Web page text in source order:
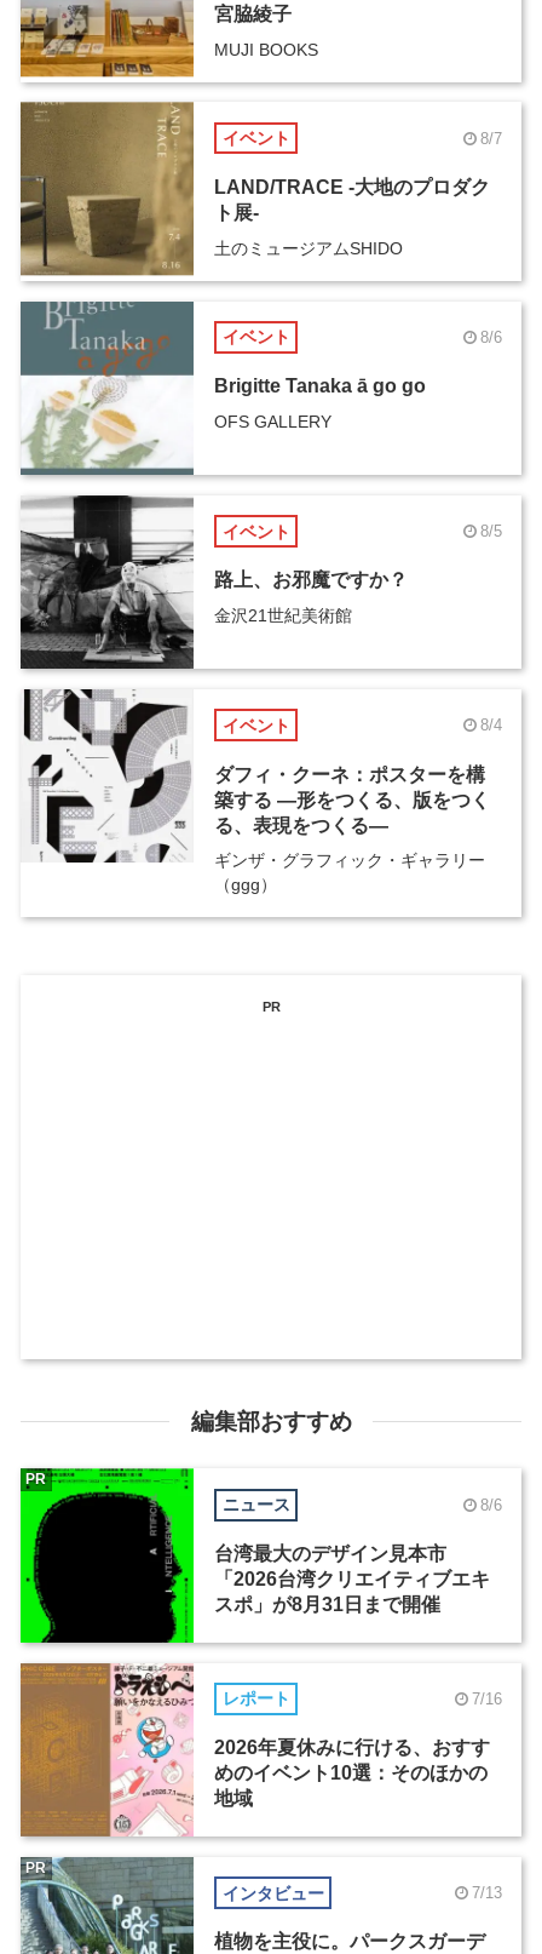
宮脇綾子
MUJI BOOKS
イベント 8/7
LAND/TRACE -大地のプロダク
ト展-
土のミュージアムSHIDO
イベント 8/6
Brigitte Tanaka ā go go
OFS GALLERY
イベント 8/5
路上、お邪魔ですか？
金沢21世紀美術館
イベント 8/4
ダフィ・クーネ：ポスターを構
築する ―形をつくる、版をつく
る、表現をつくる―
ギンザ・グラフィック・ギャラリー
（ggg）
PR
編集部おすすめ
ニュース 8/6
台湾最大のデザイン見本市
「2026台湾クリエイティブエキ
スポ」が8月31日まで開催
PR
レポート 7/16
2026年夏休みに行ける、おすす
めのイベント10選：そのほかの
地域
インタビュー 7/13
植物を主役に。パークスガーデ
PR